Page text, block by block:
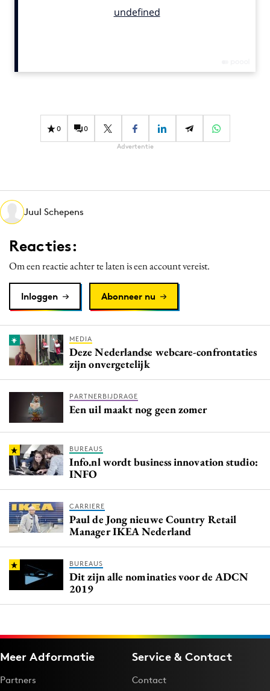
Design
Gedragsverandering
Media
PR
Programmatic
Purpose Marketing
Reputatie & crisis
0 0
Advertentie
Juul Schepens
Reacties:
Om een reactie achter te laten is een account vereist.
Inloggen Abonneer nu
MEDIA
Deze Nederlandse webcare-confrontaties
zijn onvergetelijk
PARTNERBIJDRAGE
Een uil maakt nog geen zomer
BUREAUS
Info.nl wordt business innovation studio:
INFO
CARRIERE
Paul de Jong nieuwe Country Retail
Manager IKEA Nederland
BUREAUS
Dit zijn alle nominaties voor de ADCN
2019
Meer Adformatie
Partners
Service & Contact
Contact